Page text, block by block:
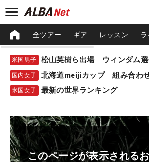
全ツアー ギア レッスン ラ
米国男子 松山英樹ら出場 ウィンダム選
国内女子 北海道meijiカップ 組み合わ
米国女子 最新の世界ランキング
このページが表示される